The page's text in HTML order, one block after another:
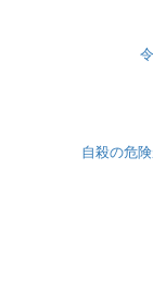
自殺の危